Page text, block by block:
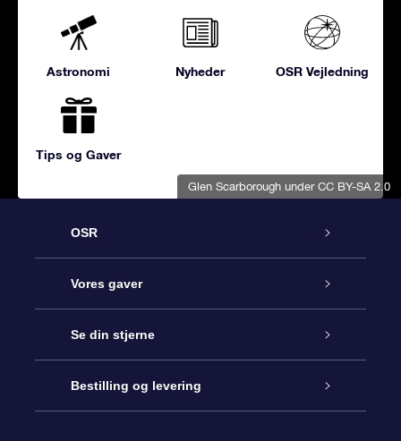
Glen Scarborough under CC BY-SA 2.0
Astronomi Nyheder OSR Vejledning
Tips og Gaver
OSR
Kundeservice
Kontakt os
Bloggen
Vores gaver
Online Stjernegave
OSR Gavepakke
Se din stjerne
Star Register
Bestilling og levering